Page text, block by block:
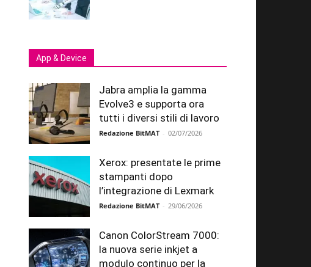
App & Device
Jabra amplia la gamma
Evolve3 e supporta ora
tutti i diversi stili di lavoro
Redazione BitMAT - 02/07/2026
Xerox: presentate le prime
stampanti dopo
l’integrazione di Lexmark
Redazione BitMAT - 29/06/2026
Canon ColorStream 7000:
la nuova serie inkjet a
modulo continuo per la